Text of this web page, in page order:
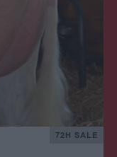
72H SALE